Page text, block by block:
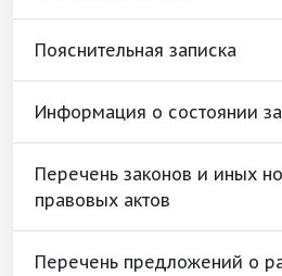
Пояснительная записка
Информация о состоянии
Перечень законов и иных
правовых актов
Перечень предложений о